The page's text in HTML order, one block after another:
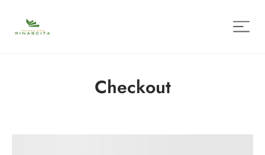
Checkout